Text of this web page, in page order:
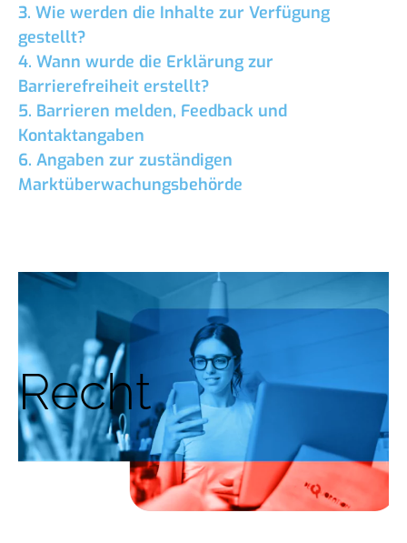
3. Wie werden die Inhalte zur Verfügung
gestellt?
4. Wann wurde die Erklärung zur
Barrierefreiheit erstellt?
5. Barrieren melden, Feedback und
Kontaktangaben
6. Angaben zur zuständigen
Marktüberwachungsbehörde
Recht